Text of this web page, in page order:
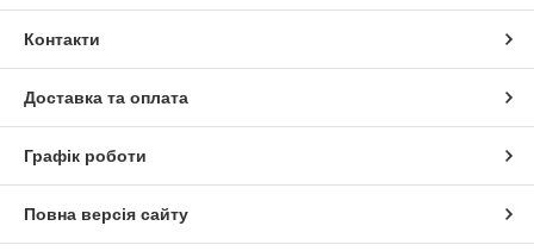
Контакти
Доставка та оплата
Графік роботи
Повна версія сайту